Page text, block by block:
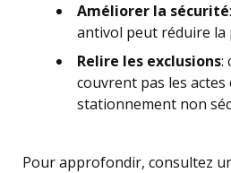
Améliorer la sécurité
antivol peut réduire la
Relire les exclusions:
couvrent pas les actes
stationnement non
Pour approfondir, consultez